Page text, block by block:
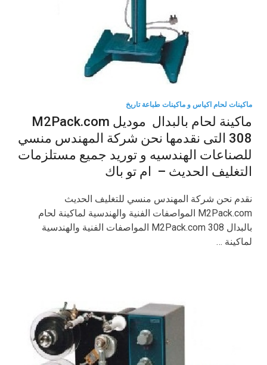
ماكينات لحام اكياس و ماكينات طباعة تاريخ
ماكينة لحام بالبدال موديل M2Pack.com
308 التى نقدمها نحن شركة المهندس منسي
للصناعات الهندسيه و توريد جميع مستلزمات
التغليف الحديث – ام تو باك
نقدم نحن شركة المهندس منسي للتغليف الحديث
M2Pack.com المواصفات الفنية والهندسية لماكينة لحام
بالبدال M2Pack.com 308 المواصفات الفنية والهندسية
لماكينة …